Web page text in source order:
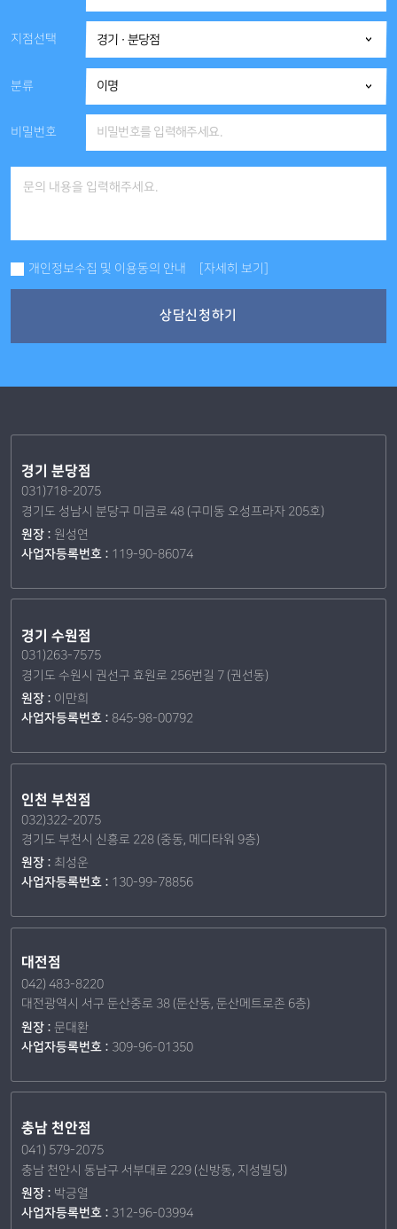
지점선택
분류
비밀번호
개인정보수집 및 이용동의 안내 [자세히 보기]
상담신청하기
경기 분당점
031)718-2075
경기도 성남시 분당구 미금로 48 (구미동 오성프라자 205호)
원장 : 원성연
사업자등록번호 : 119-90-86074
경기 수원점
031)263-7575
경기도 수원시 권선구 효원로 256번길 7 (권선동)
원장 : 이만희
사업자등록번호 : 845-98-00792
인천 부천점
032)322-2075
경기도 부천시 신흥로 228 (중동, 메디타워 9층)
원장 : 최성운
사업자등록번호 : 130-99-78856
대전점
042) 483-8220
대전광역시 서구 둔산중로 38 (둔산동, 둔산메트로존 6층)
원장 : 문대환
사업자등록번호 : 309-96-01350
충남 천안점
041) 579-2075
충남 천안시 동남구 서부대로 229 (신방동, 지성빌딩)
원장 : 박긍열
사업자등록번호 : 312-96-03994